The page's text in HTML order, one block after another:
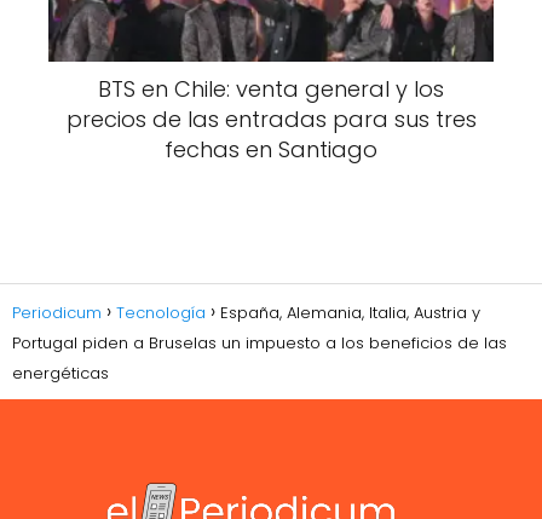
BTS en Chile: venta general y los
precios de las entradas para sus tres
fechas en Santiago
Periodicum Tecnología
España, Alemania, Italia, Austria y
Portugal piden a Bruselas un impuesto a los beneficios de las
energéticas